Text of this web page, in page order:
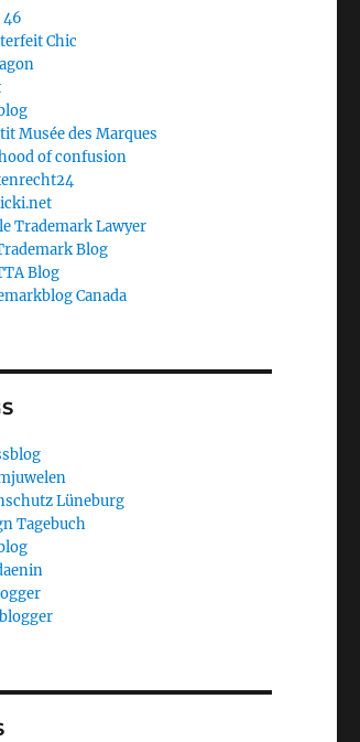
46
Chic
Musée des Marques
of confusion
Trademark Lawyer
Blog
Blog
Canada
Lüneburg
Tagebuch